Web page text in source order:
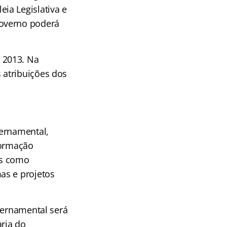
Legislativa e
poderá
Na
atribuições dos
como
e projetos
será
do